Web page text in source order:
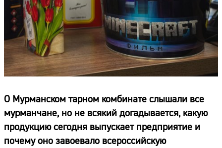
О Мурманском тарном комбинате слышали все
мурманчане, но не всякий догадывается, какую
продукцию сегодня выпускает предприятие и
почему оно завоевало всероссийскую